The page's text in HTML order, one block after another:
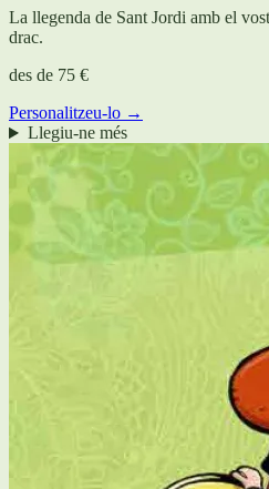
La llegenda de Sant Jordi amb el
drac.
des de 75 €
Personalitzeu-lo →
Llegiu-ne més